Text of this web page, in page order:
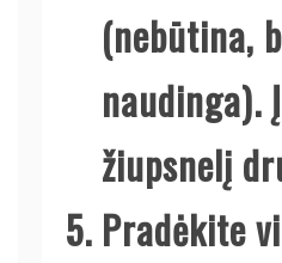
(nebūtina,
naudinga).
žiupsnelį
Pradėkite